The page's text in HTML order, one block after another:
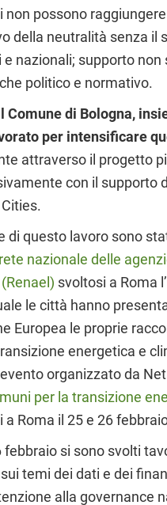
possono raggiungere
della neutralità senza il
nazionali; supporto non
politico e normativo.
Comune di Bologna,
per intensificare
attraverso il progetto
con il supporto
di questo lavoro sono
nazionale delle
svoltosi a Roma
le città hanno
Europea le proprie
energetica e
organizzato da
per la transizione
a Roma il 25 e 26
febbraio si sono svolti
temi dei dati e dei
alla governance